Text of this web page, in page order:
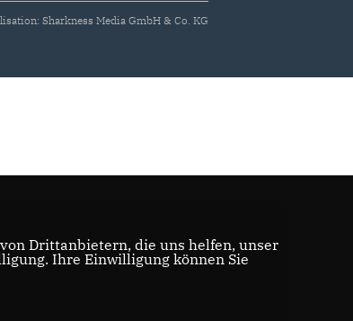
Sharkness Media GmbH & Co. KG
Drittanbietern, die uns helfen, unser
Ihre Einwilligung können Sie